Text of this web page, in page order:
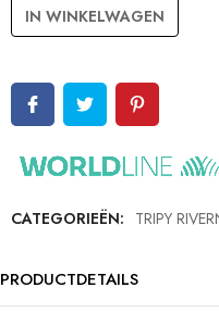
IN WINKELWAGEN
CATEGORIEËN: TRIPY
PRODUCTDETAILS